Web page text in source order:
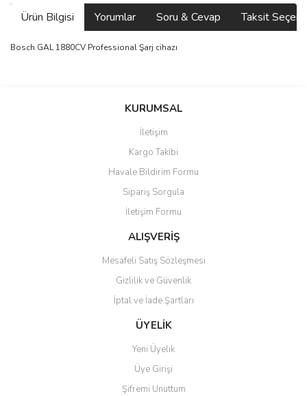
Ürün Bilgisi Yorumlar Soru & Cevap Taksit
Bosch GAL 1880CV Professional Şarj cihazı
Bu ürüne ilk yorumu siz yapın!
Ürün hakkında henüz soru sorulmamış.
Ürün resmi kalitesiz, bozuk veya görüntülenemiyor.
Ürün açıklamasında eksik bilgiler bulunuyor.
Ürün bilgilerinde hatalar bulunuyor.
Ürün fiyatı diğer sitelerden daha pahalı.
Bu ürüne benzer farklı alternatifler olmalı.
Gönder
KURUMSAL
İletişim
Kargo Takibi
Havale Bildirim Formu
Sipariş Sorgula
İletişim Formu
ALIŞVERİŞ
Mesafeli Satış Sözleşmesi
Gizlilik ve Güvenlik
İptal ve İade Şartları
ÜYELİK
Yeni Üyelik
Üye Girişi
Şifremi Unuttum